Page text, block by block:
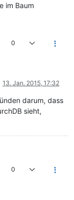
im Baum
0
13. Jan. 2015, 17:32
darum, dass
sieht,
0